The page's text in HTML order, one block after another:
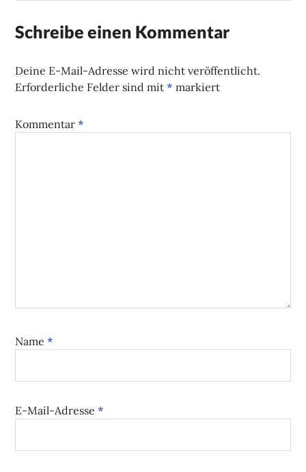
Schreibe einen Kommentar
Deine E-Mail-Adresse wird nicht veröffentlicht.
Erforderliche Felder sind mit* markiert
Kommentar*
Name*
E-Mail-Adresse*